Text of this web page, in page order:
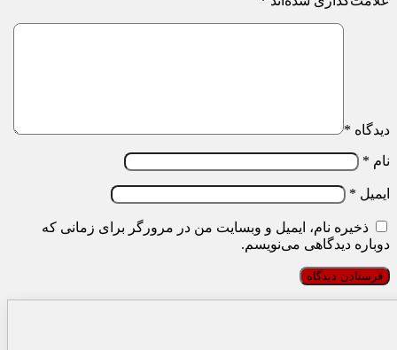
دیدگاه *
نام *
ایمیل *
ذخیره نام، ایمیل و وبسایت من در مرورگر برای زمانی که
دوباره دیدگاهی می‌نویسم.